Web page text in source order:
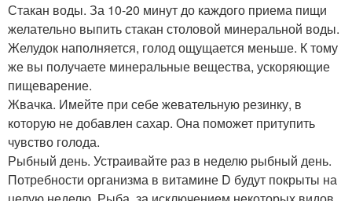
Стакан воды. За 10-20 минут до каждого приема пищи
желательно выпить стакан столовой минеральной воды.
Желудок наполняется, голод ощущается меньше. К тому
же вы получаете минеральные вещества, ускоряющие
пищеварение.
Жвачка. Имейте при себе жевательную резинку, в
которую не добавлен сахар. Она поможет притупить
чувство голода.
Рыбный день. Устраивайте раз в неделю рыбный день.
Потребности организма в витамине D будут покрыты на